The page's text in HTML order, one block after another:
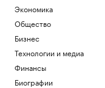
Экономика
Общество
Бизнес
Технологии и медиа
Финансы
Биографии